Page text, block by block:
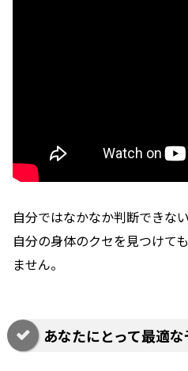
自分ではなかなか判断できな
自分の身体のクセを見つけて
ません。
あなたにとって最適